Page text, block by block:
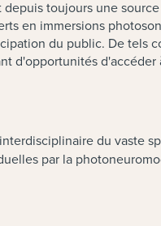
toujours une
en immersions
du public. De tels
d'opportunités
du vaste
par la